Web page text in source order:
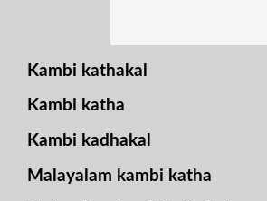
Kambi kathakal
Kambi katha
Kambi kadhakal
Malayalam kambi katha